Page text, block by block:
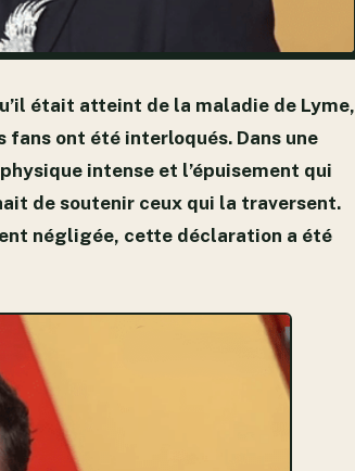
était atteint de la maladie de Lyme,
ont été interloqués. Dans une
intense et l’épuisement qui
de soutenir ceux qui la traversent.
négligée, cette déclaration a été